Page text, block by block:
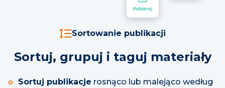
Sortowanie publikacji
Sortuj, grupuj i taguj materiały
Sortuj publikacje rosnąco lub malejąco według